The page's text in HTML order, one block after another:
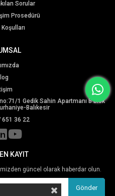
Sorular
Prosedürü
1 Gedik Sahin Apartmanı B Blok
Balıkesir
651 36 22
KAYIT
güncel olarak haberdar olun.
Gönder